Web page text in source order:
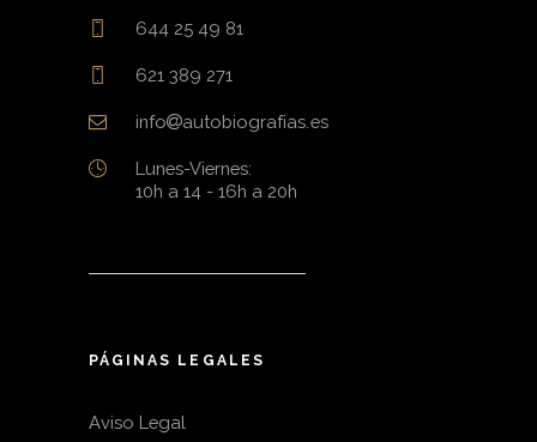
644 25 49 81
621 389 271
info autobiografias.es
Lunes-Viernes:
10h a 14 - 16h a 20h
PÁGINAS LEGALES
Aviso Legal